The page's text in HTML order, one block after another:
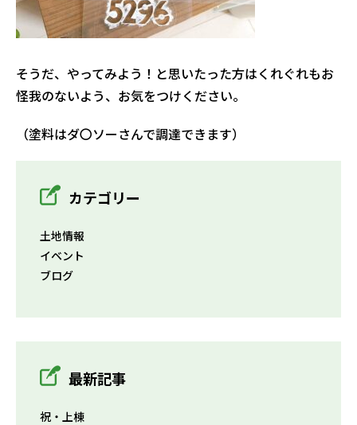
そうだ、やってみよう！と思いたった方はくれぐれもお
怪我のないよう、お気をつけください。
（塗料はダ〇ソーさんで調達できます）
カテゴリー
土地情報
イベント
ブログ
最新記事
祝・上棟